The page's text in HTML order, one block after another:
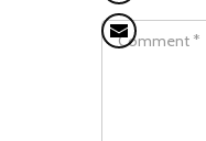
COMMENT